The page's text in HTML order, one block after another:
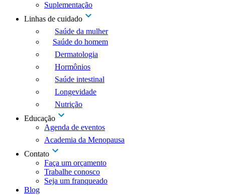
Suplementação
Linhas de cuidado
Saúde da mulher
Saúde do homem
Dermatologia
Hormônios
Saúde intestinal
Longevidade
Nutrição
Educação
Agenda de eventos
Academia da Menopausa
Contato
Faça um orçamento
Trabalhe conosco
Seja um franqueado
Blog